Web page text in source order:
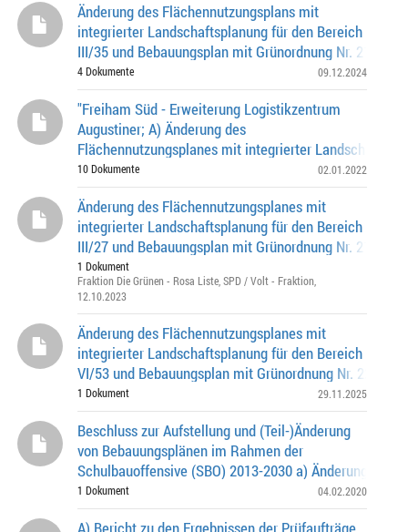
Änderung des Flächennutzungsplans mit
integrierter Landschaftsplanung für den Bereich
III/35 und Bebauungsplan mit Grünordnung Nr. 2196
Siemensallee (südlich), Garatshausener Straße
4 Dokumente 09.12.2024
"Freiham Süd - Erweiterung Logistikzentrum
Augustiner; A) Änderung des
Flächennutzungsplanes mit integrierter
den Bereich IV/ 43 Dietmar-Keese-Bogen und Ludwig-
Stra
10 Dokumente 02.01.2022
Änderung des Flächennutzungsplanes mit
integrierter Landschaftsplanung für den Bereich
III/27 und Bebauungsplan mit Grünordnung Nr. 2192
Mayer-Straße (nördlich), Tölzer Straße (westlich)
1 Dokument
Fraktion Die Grünen - Rosa Liste SPD / Volt - Fraktion
12.10.2023
Änderung des Flächennutzungsplanes mit
integrierter Landschaftsplanung für den Bereich
VI/53 und Bebauungsplan mit Grünordnung Nr. 2205
Schönstraße (östlich), Candidstraße (südlich), Auer
1 Dokument 29.11.2025
Beschluss zur Aufstellung und (Teil-)Änderung
von Bebauungsplänen im Rahmen der
Schulbauoffensive (SBO) 2013-2030 a) Änderung des
Flächennutzungsplans mit integrierter
den
1 Dokument 04.02.2020